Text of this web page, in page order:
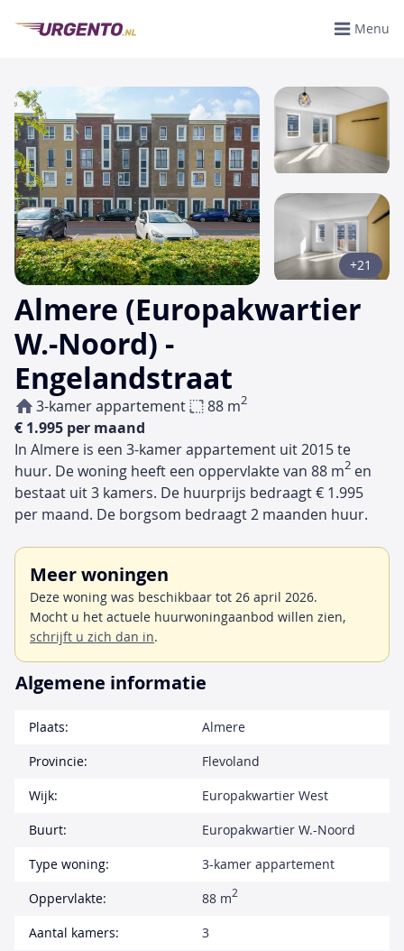
Menu
Almere (Europakwartier
W.-Noord) -
Engelandstraat
3-kamer appartement 88 m2
€ 1.995 per maand
+21
In Almere is een 3-kamer appartement uit 2015 te
huur. De woning heeft een oppervlakte van 88 m2 en
bestaat uit 3 kamers. De huurprijs bedraagt € 1.995
per maand. De borgsom bedraagt 2 maanden huur.
Meer woningen
Deze woning was beschikbaar tot 26 april 2026.
Mocht u het actuele huurwoningaanbod willen zien,
schrijft u zich dan in.
Algemene informatie
Plaats:
Almere
Provincie:
Flevoland
Wijk:
Europakwartier West
Buurt:
Europakwartier W.-Noord
Type woning:
3-kamer appartement
Oppervlakte:
88 m2
Aantal kamers:
3